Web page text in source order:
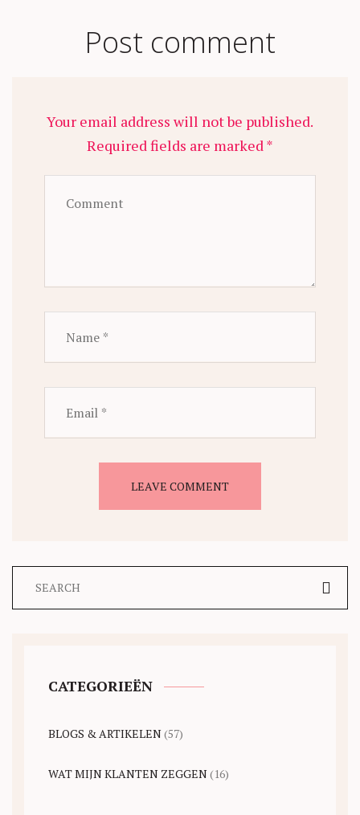
Post comment
Your email address will not be published.
Required fields are marked *
CATEGORIEËN
BLOGS & ARTIKELEN(57)
WAT MIJN KLANTEN ZEGGEN(16)